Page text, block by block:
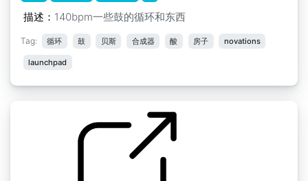
描述： 140bpm一些鼓的循环和东西
Tag: 循环 鼓 贝斯 合成器 酸 房子 novations
launchpad